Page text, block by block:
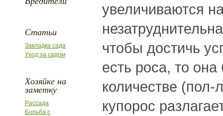
Статьи
Закладка сада
Уход за садом
Хозяйке на
заметку
Рассада
Борьба с
увеличиваются
чтобы достичь
есть роса, то
количестве
купорос